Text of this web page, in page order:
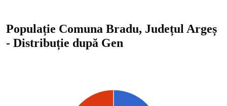
Populație Comuna Bradu, Județul Argeș
- Distribuție după Gen